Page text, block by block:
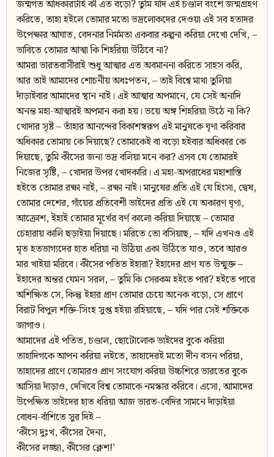
জন্মগত অধিকারটাই কী এত বড়ো? তুমি যদি এই চণ্ডাল বংশে জন্মগ্রহণ
করিতে, তাহা হইলে তোমার মতো ভদ্রলোকদের দেওয়া এই সব হতাদর
উপেক্ষার আঘাত, বেদনার নির্মমতা একবার কল্পনা করিয়া দেখো দেখি, –
ভাবিতে তোমার আত্মা কি শিহরিয়া উঠিবে না?
আমরা ভারতবাসীরাই শুধু আত্মার এত অবমাননা করিতে সাহস করি,
আর তাই আমাদের শোচনীয় অধঃপতন, – তাই বিশ্বে মাথা তুলিয়া
দাঁড়াইবার আমাদের স্থান নাই। এই আত্মার অপমানে, যে সেই অনাদি
অনন্ত মহা-আত্মারই অপমান করা হয়। ভয়ে অঙ্গ শিহরিয়া উঠে না কি?
খোদার সৃষ্ট – তাঁহার আনন্দের বিকাশস্বরূপ এই মানুষকে ঘৃণা করিবার
অধিকার তোমায় কে দিয়াছে? তোমাকেই বা বড়ো হইবার অধিকার কে
দিয়াছে, তুমি কীসের জন্য ভদ্র বলিয়া মনে কর? এসব যে তোমারই
নিজের সৃষ্টি, – খোদার উপর খোদকারি। এ মহা-অপরাধের মহাশাস্তি
হইতে তোমার রক্ষা নাই, – রক্ষা নাই। মানুষের প্রতি এই যে হিংসা, দ্বেষ,
তোমার দেশের, গাঁয়ের প্রতিবেশী ভাইদের প্রতি এই যে অকারণ ঘৃণা,
আক্রোশ, ইহাই তোমার মূর্খের বর্ণ কালো করিয়া দিয়াছে – তোমার
চেহারায় কালি ছড়াইয়া দিয়াছে। মরিতে তো বসিয়াছ, – যদি এখনও এই
মৃত হতভাগ্যদের হাত ধরিয়া না উঠিয়া একা উঠিতে যাও, তবে আরও
মার খাইয়া মরিবে। কীসের পতিত ইহারা? ইহাদের প্রাণ যত উন্মুক্ত –
ইহাদের অন্তর যেমন সরল, – তুমি কি সেরকম হইতে পার? হইতে পারে
অশিক্ষিত সে, কিন্তু ইহার প্রাণ তোমার চেয়ে অনেক বড়ো, সে প্রাণে
বিরাট বিপুল শক্তি-সিংহ সুপ্ত হইয়া রহিয়াছে, – যদি পার সেই শক্তিকে
জাগাও।
আমাদের এই পতিত, চণ্ডাল, ছোটোলোক ভাইদের বুকে করিয়া
তাহাদিগকে আপন করিয়া লইতে, তাহাদেরই মতো দীন বসন পরিয়া,
তাহাদের প্রাণে তোমারও প্রাণ সংযোগ করিয়া উচ্চশিরে ভারতের বুকে
আসিয়া দাঁড়াও, দেখিবে বিশ্ব তোমাকে নমস্কার করিবে। এসো, আমাদের
উপেক্ষিত ভাইদের হাত ধরিয়া আজ ভারত-বেদির সামনে দাঁড়াইয়া
বোধন-বাঁশিতে সুর দিই –
‘কীসে দুঃখ, কীসের দৈন্য,
কীসের লজ্জা, কীসের ক্লেশ!’